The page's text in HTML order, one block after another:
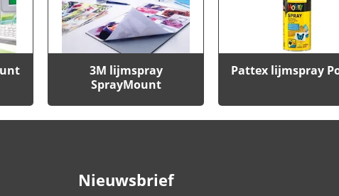
3M lijmspray
SprayMount
Pattex lijmspray
Nieuwsbrief